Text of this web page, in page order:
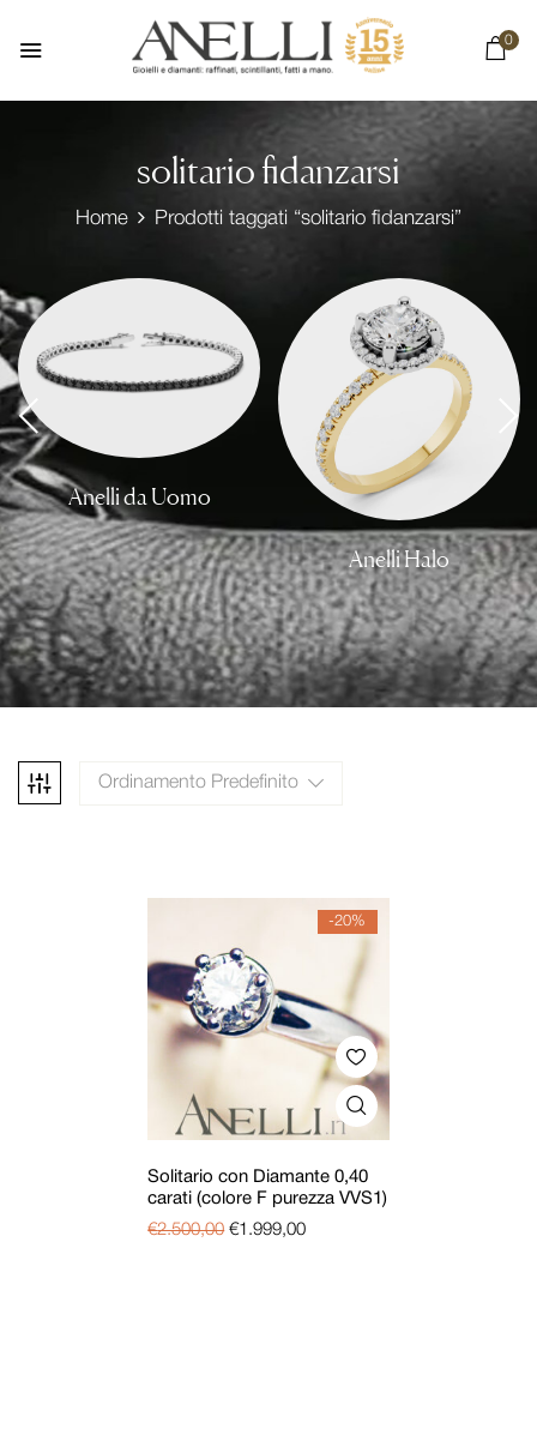
0
solitario fidanzarsi
Home Prodotti taggati “solitario fidanzarsi”
Anelli da Uomo
Anelli Halo
Ordinamento Predefinito
-20%
Solitario con Diamante 0,40
carati (colore F purezza VVS1)
€2.500,00 €1.999,00